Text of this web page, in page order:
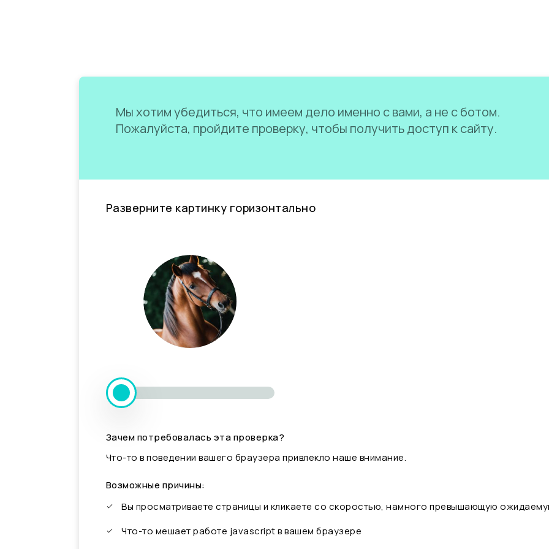
Мы хотим убедиться, что имеем дело именно с вами, а не с ботом.
Пожалуйста, пройдите проверку, чтобы получить доступ к сайту.
Разверните картинку горизонтально
Зачем потребовалась эта проверка?
Что-то в поведении вашего браузера привлекло наше внимание.
Возможные причины:
Вы просматриваете страницы и кликаете со скоростью, намного превышающую
Что-то мешает работе javascript в вашем браузере